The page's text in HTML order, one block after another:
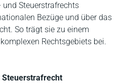
Steuerstrafrechts
Bezüge und über das
So trägt sie zu einem
Rechtsgebiets bei.
Steuerstrafrecht